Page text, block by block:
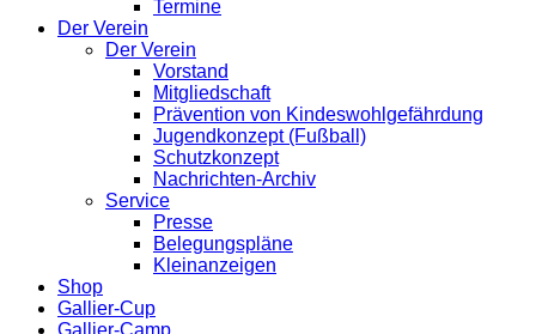
Termine
Der Verein
Der Verein
Vorstand
Mitgliedschaft
Prävention von Kindeswohlgefährdung
Jugendkonzept (Fußball)
Schutzkonzept
Nachrichten-Archiv
Service
Presse
Belegungspläne
Kleinanzeigen
Shop
Gallier-Cup